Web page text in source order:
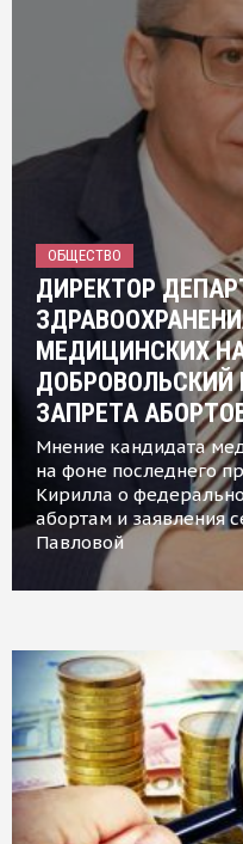
ОБЩЕСТВО
ДИРЕКТОР
МЕДИЦИНСКИХ
ДОБРОВОЛЬСКИЙ
ЗАПРЕТА
Мнение кандидата
на фоне последнего
Кирилла о
абортам и заявления
Павловой